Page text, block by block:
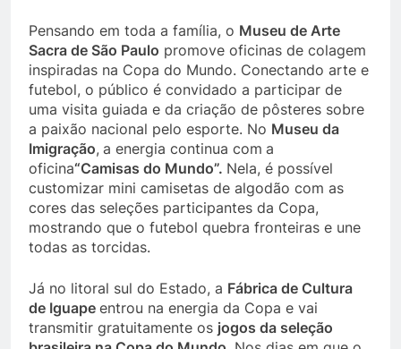
Pensando em toda a família, o Museu de Arte
Sacra de São Paulo promove oficinas de colagem
inspiradas na Copa do Mundo. Conectando arte e
futebol, o público é convidado a participar de
uma visita guiada e da criação de pôsteres sobre
a paixão nacional pelo esporte. No Museu da
Imigração, a energia continua com a
oficina“Camisas do Mundo”. Nela, é possível
customizar mini camisetas de algodão com as
cores das seleções participantes da Copa,
mostrando que o futebol quebra fronteiras e une
todas as torcidas.
Já no litoral sul do Estado, a Fábrica de Cultura
de Iguape entrou na energia da Copa e vai
transmitir gratuitamente os jogos da seleção